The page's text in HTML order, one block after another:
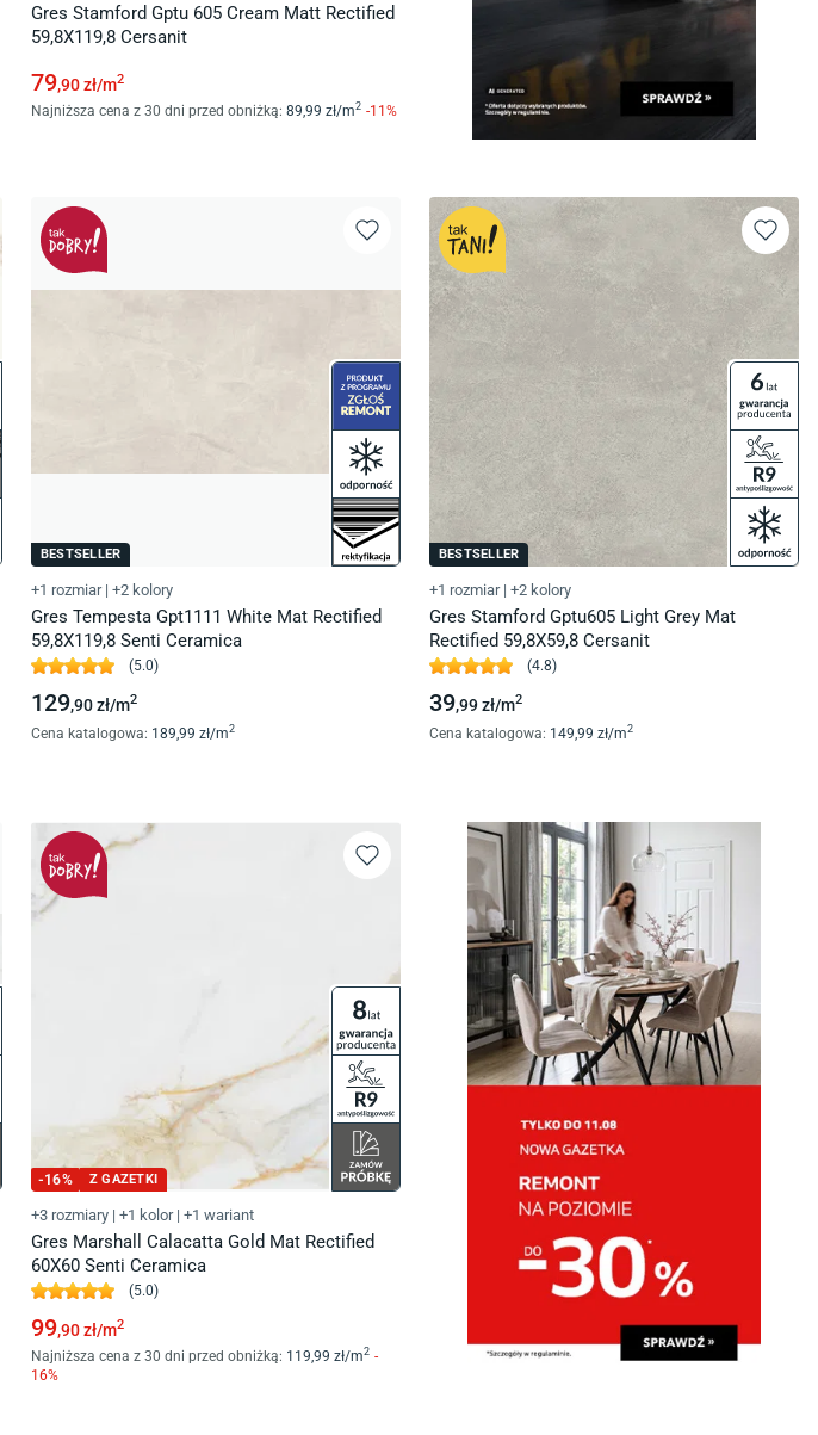
Gres Stamford Gptu 605 Cream Matt Rectified
59,8X119,8 Cersanit
79,90zł/m2
Najniższa cena z 30 dni przed obniżką: 89 ,99 zł/m2 -11%
BESTSELLER
+1 rozmiar | +2 kolory
Gres Tempesta Gpt1111 White Mat Rectified
59,8X119,8 Senti Ceramica
(5.0)
129,90zł/m2
Cena katalogowa: 189 ,99 zł/m2
BESTSELLER
+1 rozmiar | +2 kolory
Gres Stamford Gptu605 Light Grey Mat
Rectified 59,8X59,8 Cersanit
(4.8)
39,99zł/m2
Cena katalogowa: 149 ,99 zł/m2
-16% Z GAZETKI
+3 rozmiary | +1 kolor | +1 wariant
Gres Marshall Calacatta Gold Mat Rectified
60X60 Senti Ceramica
(5.0)
99,90zł/m2
Najniższa cena z 30 dni przed obniżką: 119 ,99 zł/m2 -
16%